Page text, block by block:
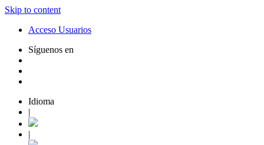
Skip to content
Acceso Usuarios
Síguenos en
Idioma
|
|